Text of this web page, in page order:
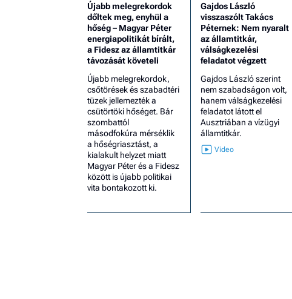
Újabb melegrekordok
dőltek meg, enyhül a
hőség – Magyar Péter
energiapolitikát bírált,
a Fidesz az államtitkár
távozását követeli
Újabb melegrekordok,
csőtörések és szabadtéri
tüzek jellemezték a
csütörtöki hőséget. Bár
szombattól
másodfokúra mérséklik
a hőségriasztást, a
kialakult helyzet miatt
Magyar Péter és a Fidesz
között is újabb politikai
vita bontakozott ki.
Gajdos László
visszaszólt Takács
Péternek: Nem nyaralt
az államtitkár,
válságkezelési
feladatot végzett
Gajdos László szerint
nem szabadságon volt,
hanem válságkezelési
feladatot látott el
Ausztriában a vízügyi
államtitkár.